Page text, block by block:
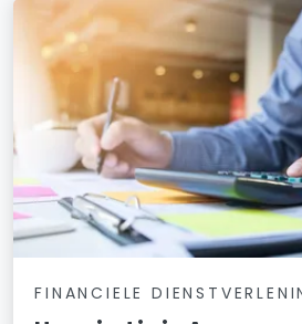
FINANCIELE